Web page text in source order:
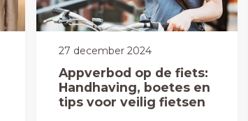
27 december 2024
Appverbod op de fiets:
Handhaving, boetes en
tips voor veilig fietsen